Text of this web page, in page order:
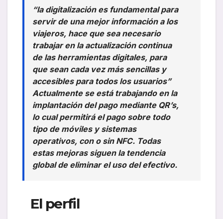
“la digitalización es fundamental para
servir de una mejor información a los
viajeros, hace que sea necesario
trabajar en la actualización continua
de las herramientas digitales, para
que sean cada vez más sencillas y
accesibles para todos los usuarios”
Actualmente se está trabajando en la
implantación del pago mediante QR’s,
lo cual permitirá el pago sobre todo
tipo de móviles y sistemas
operativos, con o sin NFC. Todas
estas mejoras siguen la tendencia
global de eliminar el uso del efectivo.
El perfil